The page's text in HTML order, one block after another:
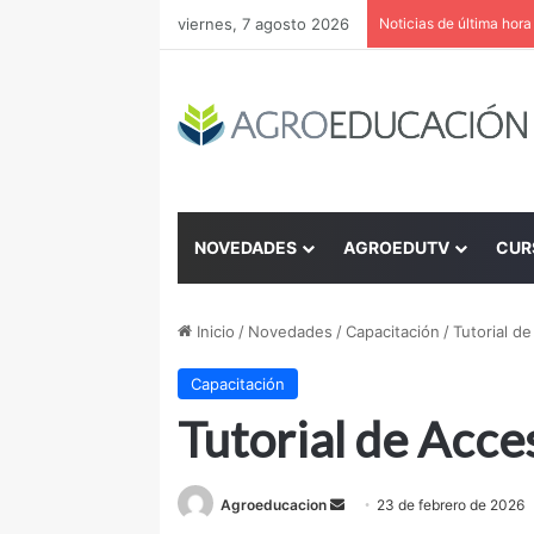
viernes, 7 agosto 2026 Noticias de última hora
NOVEDADES AGROEDUTV
Inicio / Novedades / Capacitación / Tutorial
Capacitación
Tutorial de
Agroeducacion
Send23 de febrero de 2026